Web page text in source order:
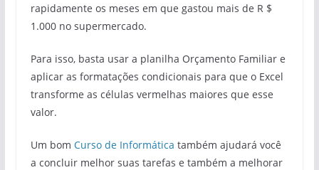
rapidamente os meses em que gastou mais de R $
1.000 no supermercado.
Para isso, basta usar a planilha Orçamento Familiar e
aplicar as formatações condicionais para que o Excel
transforme as células vermelhas maiores que esse
valor.
Um bom Curso de Informática também ajudará você
a concluir melhor suas tarefas e também a melhorar